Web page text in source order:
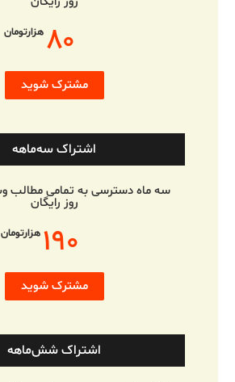
۸۰ هزارتومان
مشترک شوید
اشتراک سه‌ماهه
روز رایگان
۱۹۰ هزارتومان
مشترک شوید
اشتراک شش‌ماهه